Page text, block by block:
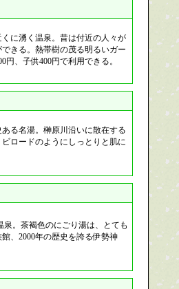
に湧く温泉。昔は付近の人々が
きる。熱帯樹の茂る明るいガー
、子供400円で利用できる。
る名湯。榊原川沿いに散在する
ロードのようにしっとりと肌に
。茶褐色のにごり湯は、とても
、2000年の歴史を誇る伊勢神